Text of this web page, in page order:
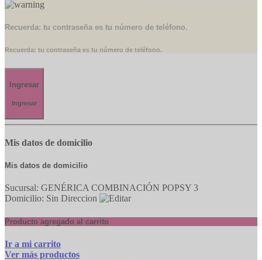
Recuerda: tu contraseña es tu número de teléfono.
Recuerda: tu contraseña es tu número de teléfono.
Ingresar
Ingresar
Mis datos de domicilio
Mis datos de domicilio
Sucursal: GENÉRICA COMBINACIÓN POPSY 3
Domicilio: Sin Direccion
Producto agregado al carrito
Ir a mi carrito
Ver más productos